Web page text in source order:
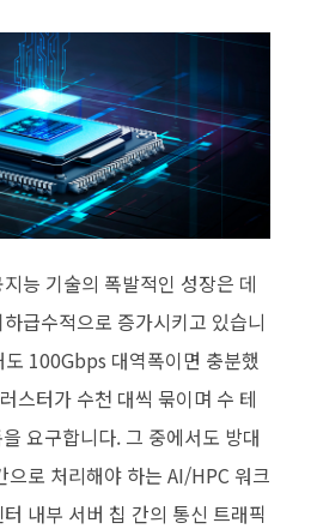
능 기술의 폭발적인 성장은 데
급수적으로 증가시키고 있습니
100Gbps 대역폭이면 충분했
스터가 수천 대씩 묶이며 수 테
요구합니다. 그 중에서도 방대
으로 처리해야 하는 AI/HPC 워크
내부 서버 칩 간의 통신 트래픽